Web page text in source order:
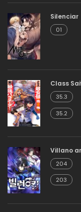
Capitulo 119
Silenciar
01
Class
35.3
35.2
Villano
204
203